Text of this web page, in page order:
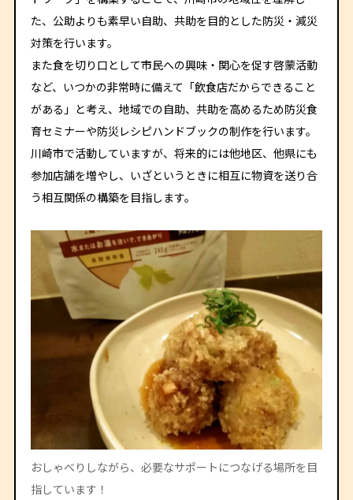
た、公助よりも素早い自助、共助を目的とした防災・減災
対策を行います。
また食を切り口として市民への興味・関心を促す啓蒙活動
など、いつかの非常時に備えて「飲食店だからできること
がある」と考え、地域での自助、共助を高めるため防災食
育セミナーや防災レシピハンドブックの制作を行います。
川崎市で活動していますが、将来的には他地区、他県にも
参加店舗を増やし、いざというときに相互に物資を送り合
う相互関係の構築を目指します。
おしゃべりしながら、必要なサポートにつなげる場所を目
指しています！